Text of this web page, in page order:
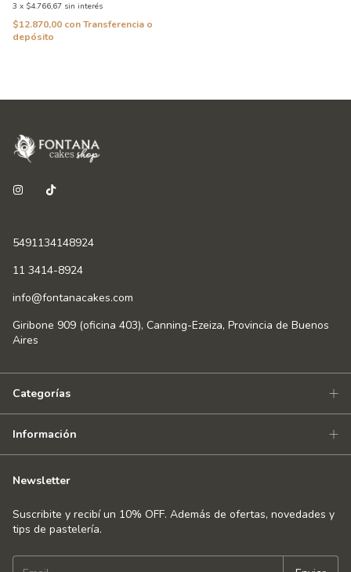
3 x $4.766,67 sin interés
$12.870,00 conTransferencia o
depósito
5491134148924
11 3414-8924
info@fontanacakes.com
Giribone 909 (oficina 403), Canning-Ezeiza, Provincia de Buenos
Aires
Categorías
Información
Newsletter
Suscribite y recibí un 10% OFF. Además de ofertas, novedades y
tips de pastelería.